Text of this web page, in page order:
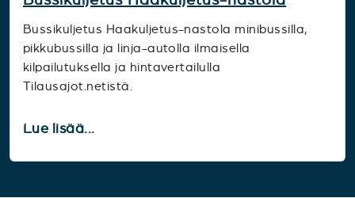
Bussikuljetus Haakuljetus-nastola minibussilla,
pikkubussilla ja linja-autolla ilmaisella
kilpailutuksella ja hintavertailulla
Tilausajot.netistä.
Lue lisää...